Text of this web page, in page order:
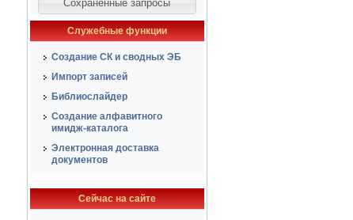
Служебные функции
Создание СК и сводных ЭБ
Импорт записей
Библиослайдер
Создание алфавитного
имидж-каталога
Электронная доставка
документов
Сейчас на сайте